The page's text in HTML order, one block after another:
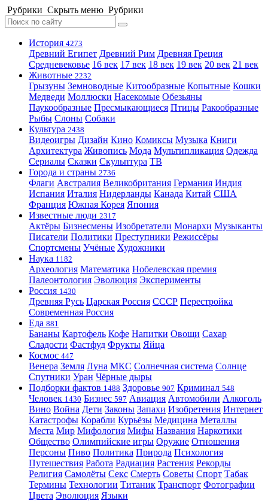
Рубрики Скрыть меню Рубрики
История 4273
Древний Египет Древний Рим Древняя Греция
Средневековье 16 век 17 век 18 век 19 век 20 век 21 век
Животные 2232
Грызуны Земноводные Китообразные Копытные Кошки
Медведи Моллюски Насекомые Обезьяны
Паукообразные Пресмыкающиеся Птицы Ракообразные
Рыбы Слоны Собаки
Культура 2438
Видеоигры Дизайн Кино Комиксы Музыка Книги
Архитектура Живопись Мода Мультипликация Одежда
Сериалы Сказки Скульптура ТВ
Города и страны 2736
Флаги Австралия Великобритания Германия Индия
Испания Италия Нидерланды Канада Китай США
Франция Южная Корея Япония
Известные люди 2317
Актёры Бизнесмены Изобретатели Монархи Музыканты
Писатели Политики Преступники Режиссёры
Спортсмены Учёные Художники
Наука 1182
Археология Математика Нобелевская премия
Палеонтология Эволюция Эксперименты
Россия 1430
Древняя Русь Царская Россия СССР Перестройка
Современная Россия
Еда 881
Бананы Картофель Кофе Напитки Овощи Сахар
Сладости Фастфуд Фрукты Яйца
Космос 447
Венера Земля Луна МКС Солнечная система Солнце
Спутники Уран Чёрные дыры
Подборки фактов 1488 Здоровье 907 Криминал 548
Человек 1430 Бизнес 597 Авиация Автомобили Алкоголь
Вино Война Дети Законы Запахи Изобретения Интернет
Катастрофы Корабли Курьёзы Медицина Металлы
Места Мир Мифология Мифы Названия Наркотики
Общество Олимпийские игры Оружие Отношения
Персоны Пиво Политика Природа Психология
Путешествия Работа Радиация Растения Рекорды
Религия Самолёты Секс Смерть Советы Спорт Табак
Термины Технологии Титаник Транспорт Фотографии
Цвета Эволюция Языки